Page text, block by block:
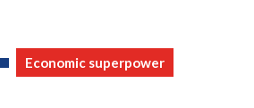
Economic superpower